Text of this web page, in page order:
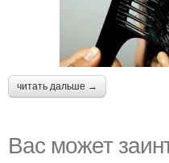
читать дальше →
Вас может